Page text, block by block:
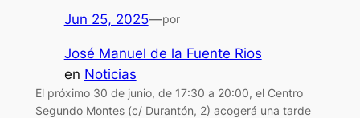
Jun 25, 2025—por
José Manuel de la Fuente Rios
en Noticias
El próximo 30 de junio, de 17:30 a 20:00, el Centro
Segundo Montes (c/ Durantón, 2) acogerá una tarde